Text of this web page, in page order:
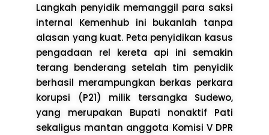
Langkah penyidik memanggil para saksi
internal Kemenhub ini bukanlah tanpa
alasan yang kuat. Peta penyidikan kasus
pengadaan rel kereta api ini semakin
terang benderang setelah tim penyidik
berhasil merampungkan berkas perkara
korupsi (P21) milik tersangka Sudewo,
yang merupakan Bupati nonaktif Pati
sekaligus mantan anggota Komisi V DPR